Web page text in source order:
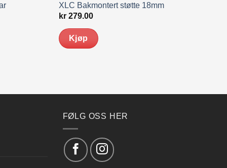
XLC Bakmontert støtte 18mm
kr279.00
Kjøp
FØLG OSS HER